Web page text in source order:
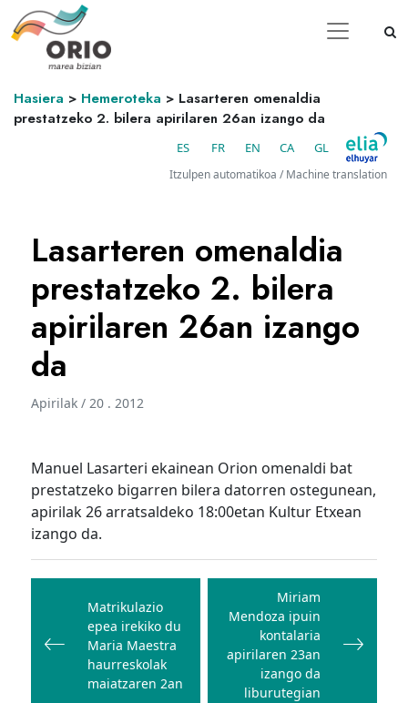
Hasiera > Hemeroteka > Lasarteren omenaldia
prestatzeko 2. bilera apirilaren 26an izango da
ES FR EN CA GL
Itzulpen automatikoa / Machine translation
Lasarteren omenaldia
prestatzeko 2. bilera
apirilaren 26an izango
da
Apirilak / 20 . 2012
Manuel Lasarteri ekainean Orion omenaldi bat
prestatzeko bigarren bilera datorren ostegunean,
apirilak 26 arratsaldeko 18:00etan Kultur Etxean
izango da.
Bidalketetan
zehar
nabigatu
Matrikulazio
epea irekiko du
Maria Maestra
haurreskolak
maiatzaren 2an
Miriam
Mendoza ipuin
kontalaria
apirilaren 23an
izango da
liburutegian